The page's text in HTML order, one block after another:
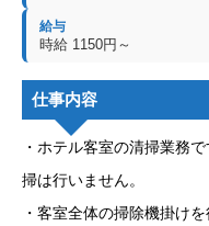
給与
時給 1150円～
仕事内容
・ホテル客室の清掃業務
掃は行いません。
・客室全体の掃除機掛けを